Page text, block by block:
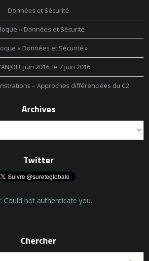
Données et Sécurité
« Données et Sécurité
« Données et Sécurité »
juin 2016, le 7 juin 2016
– Approches différenciées du C2
Archives
Twitter
Could not authenticate you.
Chercher